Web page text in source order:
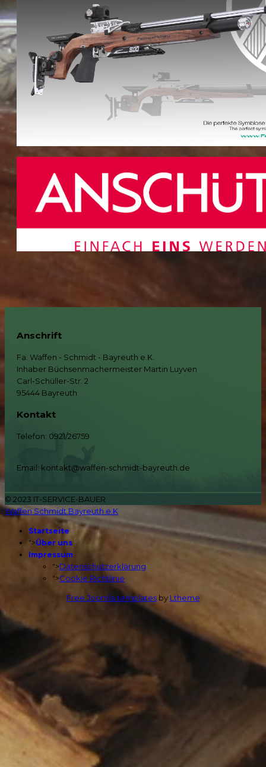
Anschrift
Fa. Waffen - Schmidt - Bayreuth e.K.
Inhaber Büchsenmachermeister Martin Luyven
Carl-Schüller-Str. 2
95444 Bayreuth
Kontakt
Telefon: 0921/26759
Email: kontakt@waffen-schmidt-bayreuth.de
© 2023 IT-SERVICE-BAUER
Waffen Schmidt Bayreuth e.K
Startseite
">Über uns
Impressum
">Datenschutzerklärung
">Cookie Richtlinie
Free Joomla templatesby Ltheme